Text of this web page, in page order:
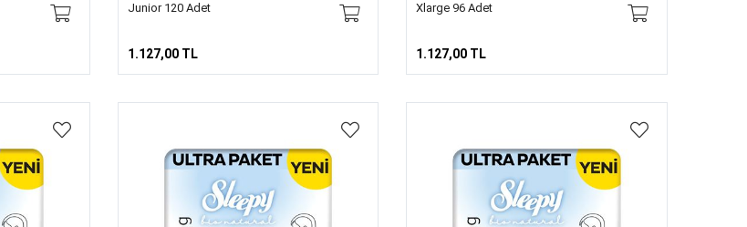
Junior 120 Adet
1.127,00 TL
Xlarge 96 Adet
1.127,00 TL